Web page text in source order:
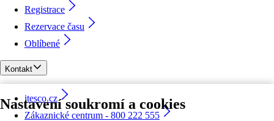
Nastavení soukromí a cookies
Registrace
Rezervace času
Oblíbené
Kontakt
itesco.cz
Zákaznické centrum - 800 222 555